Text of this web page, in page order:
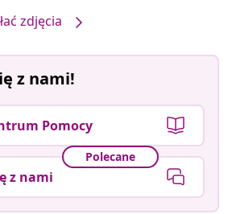
zdjęcia
z nami!
Pomocy
Polecane
z nami